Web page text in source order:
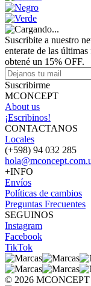
Suscribite a nuestro
enterate de las
obtené un 15% OFF.
Suscribirme
MCONCEPT
About us
¡Escribinos!
CONTACTANOS
Locales
(+598) 94 032 285
+INFO
Envíos
Políticas de cambios
Preguntas Frecuentes
SEGUINOS
Instagram
Facebook
TikTok
© 2026